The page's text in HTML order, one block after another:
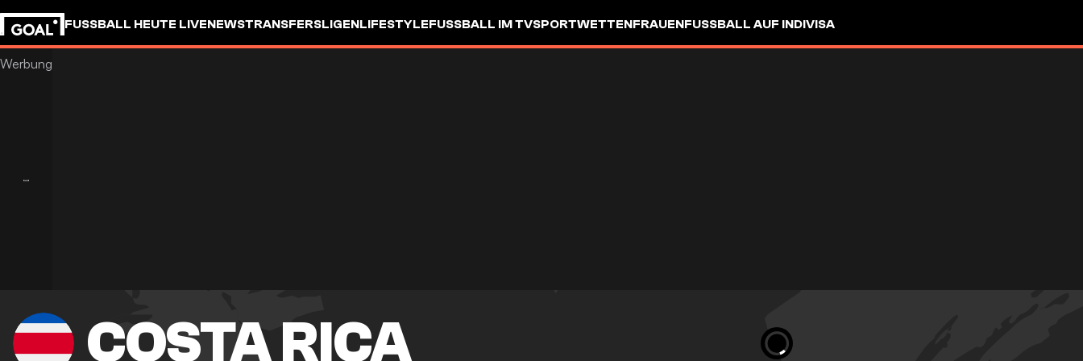
FUSSBALL HEUTE LIVENEWSTRANSFERSLIGENLIFESTYLEFUSSBALL IM TV SPORTWETTENFRAUENFUSSBALL AUF INDIVISA
COSTA RICA